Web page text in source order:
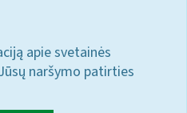
apie svetainės
naršymo patirties